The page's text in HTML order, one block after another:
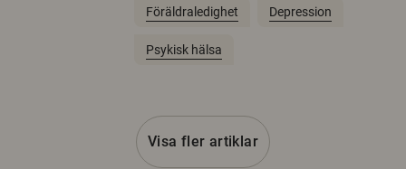
Föräldraledighet Depression
Psykisk hälsa
Visa fler artiklar